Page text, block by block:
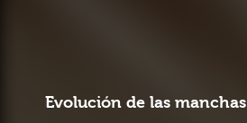
Evolución de las manchas